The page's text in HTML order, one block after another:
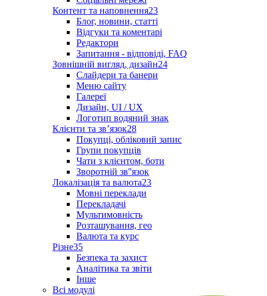
Контент та наповнення23
Блог, новини, статті
Відгуки та коментарі
Редактори
Запитання - відповіді, FAQ
Зовнішній вигляд, дизайн24
Слайдери та банери
Меню сайту
Галереї
Дизайн, UI / UX
Логотип водяний знак
Клієнти та звʼязок28
Покупці, обліковий запис
Групи покупців
Чати з клієнтом, боти
Зворотній зв''язок
Локалізація та валюта23
Мовні переклади
Перекладачі
Мультимовність
Розташування, гео
Валюта та курс
Різне35
Безпека та захист
Аналітика та звіти
Інше
Всі модулі